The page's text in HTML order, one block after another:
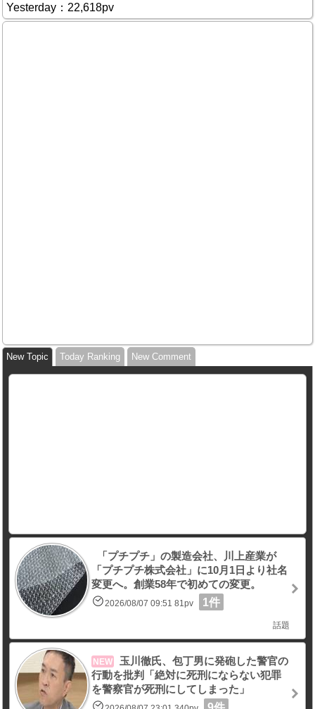
Yesterday：22,618pv
New Topic Today Ranking New Comment
「プチプチ」の製造会社、川上産業が
「プチプチ株式会社」に10月1日より社名
変更へ。創業58年で初めての変更。
2026/08/07 09:51 81pv 1件
話題
NEW
玉川徹氏、包丁男に発砲した警官の
行動を批判「絶対に死刑にならない犯罪
を警察官が死刑にしてしまった」